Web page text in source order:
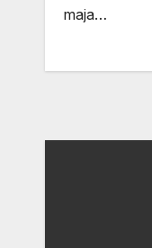
maja…